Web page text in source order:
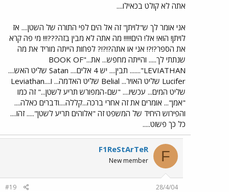
אתה לא קולט בכאילו....
אני אומר לך ש"לויתן" זה אל הים לפי התורה של השטן.... אז
לויתן! הוא! אל! הים!!!!! מה אתה לא מבין בזה???!!! מי פה קרא
את הספר?!?! אני או אתה?!?!? לפחות הייתה מוריד את מה
שנתתי לך..... והייתה מחפש... את..."BOOK OF
LEVIATHAN"....... תבין.... יש 4 אלים.... Satan שליט האש....
Lucifer שליט האויר... Belial שליט האדמה... ו....Leviathan
שליט המים... עכשיו.... "שם-המפורש תריע לשטן..." זה כמו
"אמן"... אומרים את זה אחרי ברכה...קללה....ודברים כאלה....
והפירוש היחיד של המשפט זה "אלוהים תריע לשטן"..... זהו....
כל כך פשוט.....
F
F1ReStArTeR
New member
28/4/04
#19